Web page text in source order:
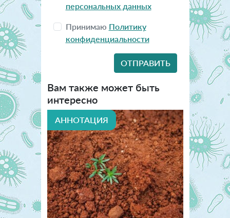
персональных данных
Принимаю Политику
конфиденциальности
Вам также может быть
интересно
АННОТАЦИЯ